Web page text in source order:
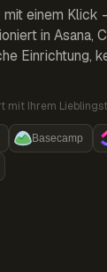
mit einem
in Asana,
Einrichtung,
mit Ihrem
Basecamp